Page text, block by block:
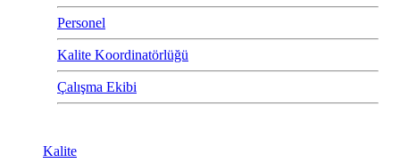
Personel
Kalite Koordinatörlüğü
Çalışma Ekibi
Kalite